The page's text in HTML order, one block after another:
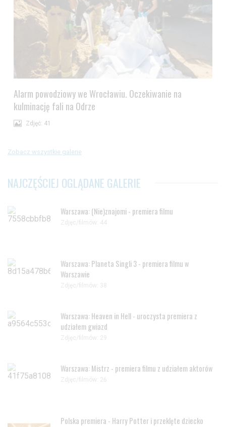
Alarm powodziowy we Wrocławiu. Oczekiwanie na
kulminację fali na Odrze
Zdjęć: 41
Zobacz wszystkie galerie
NAJCZĘŚCIEJ OGLĄDANE GALERIE
Warszawa: (Nie)znajomi - premiera filmu
Zdjęc/filmów: 44
Warszawa: Planeta Singli 3 - premiera filmu w
Warszawie
Zdjęc/filmów: 38
Warszawa: Heaven in Hell - uroczysta premiera z
udziałem gwiazd
Zdjęc/filmów: 29
Warszawa: Mistrz - premiera filmu z udziałem aktorów
Zdjęc/filmów: 26
Polska premiera - Harry Potter i przeklęte dziecko